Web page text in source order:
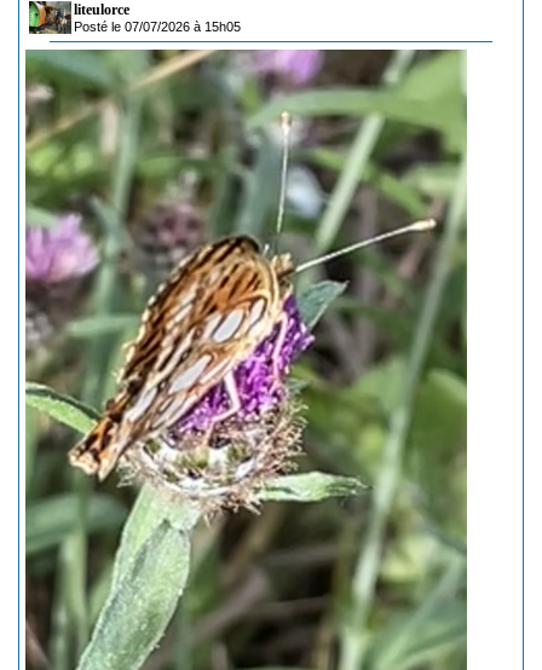
liteulorce
Posté le 07/07/2026 à 15h05